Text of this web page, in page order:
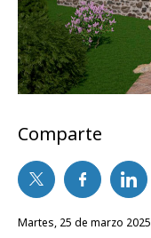
Comparte
martes, 25 de marzo 2025